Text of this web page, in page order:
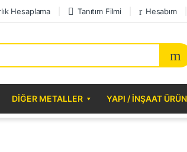
Hesaplama Tanıtım Filmi Hesabım
DIĞER METALLER YAPI / İNŞAAT